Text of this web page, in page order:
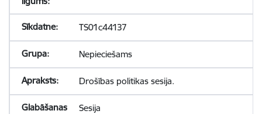
TS01c44137
Nepieciešams
Drošības politikas sesija.
Sesija